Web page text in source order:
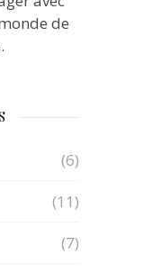
de
(6)
(11)
(7)